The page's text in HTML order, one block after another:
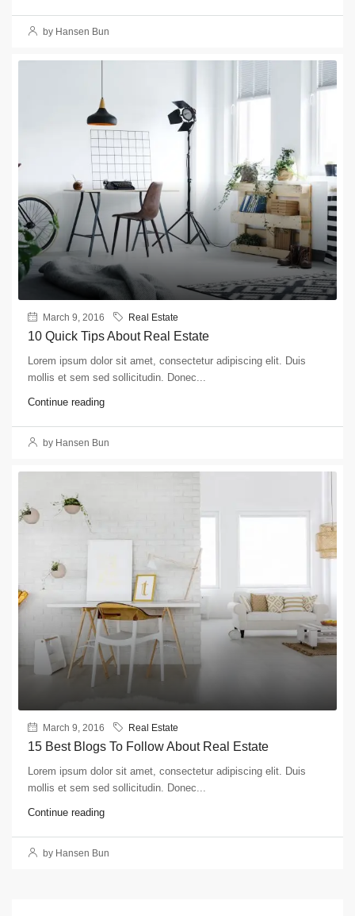
by Hansen Bun
March 9, 2016 Real Estate
10 Quick Tips About Real Estate
Lorem ipsum dolor sit amet, consectetur adipiscing elit. Duis
mollis et sem sed sollicitudin. Donec...
Continue reading
by Hansen Bun
March 9, 2016 Real Estate
15 Best Blogs To Follow About Real Estate
Lorem ipsum dolor sit amet, consectetur adipiscing elit. Duis
mollis et sem sed sollicitudin. Donec...
Continue reading
by Hansen Bun